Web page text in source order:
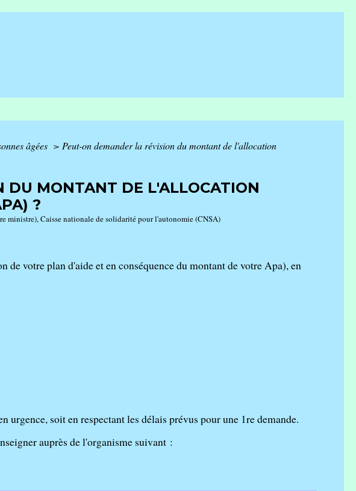
âgées > Peut-on demander la révision du montant de l'allocation
DU MONTANT DE L'ALLOCATION
?
ministre), Caisse nationale de solidarité pour l'autonomie (CNSA)
votre plan d'aide et en conséquence du montant de votre Apa), en
urgence, soit en respectant les délais prévus pour une 1redemande.
auprès de l'organisme suivant :